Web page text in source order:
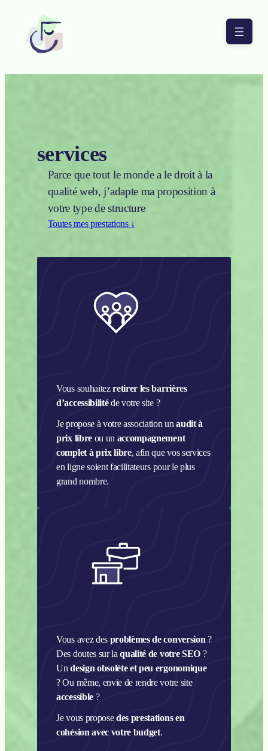
F
services
Parce que tout le monde a le droit à la
qualité web, j’adapte ma proposition à
votre type de structure
Toutes mes prestations ↓
Vous souhaitezretirer les barrières
d’accessibilitéde votre site ?
Je propose à votre association unaudit à
prix libreou un accompagnement
complet à prix libre, afin que vos services
en ligne soient facilitateurs pour le plus
grand nombre.
Vous avez des problèmes de conversion ?
Des doutes sur laqualité de votre SEO?
Undesign obsolète et peu ergonomique
? Ou même, envie de rendre votre site
accessible?
Je vous proposedes prestations en
cohésion avec votre budget.